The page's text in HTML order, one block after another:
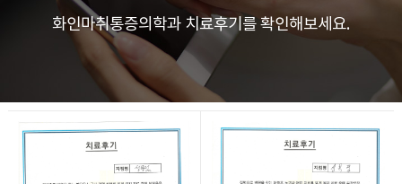
화인마취통증의학과 치료후기를 확인해보세요.